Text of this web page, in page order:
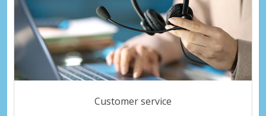
Customer service